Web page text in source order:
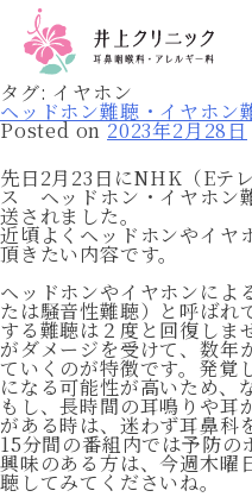
タグ: イヤホン
ヘッドホン難聴・イヤホン
Posted on2023年2月28日
先日2月23日にNHK（Eテ
ス ヘッドホン・イヤホン
送されました。
近頃よくヘッドホンやイヤ
頂きたい内容です。
ヘッドホンやイヤホンによ
たは騒音性難聴）と呼ばれ
する難聴は２度と回復しま
がダメージを受けて、数年
ていくのが特徴です。発覚
になる可能性が高いため、
もし、長時間の耳鳴りや耳
がある時は、迷わず耳鼻科
15分間の番組内では予防の
興味のある方は、今週木曜
聴してみてくださいね。